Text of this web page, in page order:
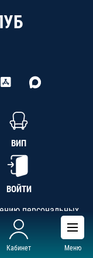
Кабинет Меню
ВИП
ВОЙТИ
персональных